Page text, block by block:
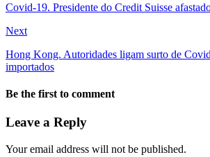
Covid-19. Presidente do Credit Suisse
Next
Hong Kong. Autoridades ligam surto de
importados
Be the first to comment
Leave a Reply
Your email address will not be published.